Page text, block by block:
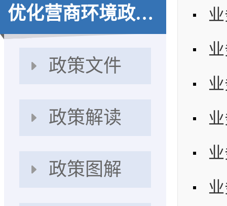
优化营商环境政策集成【归档】
政策文件
政策解读
政策图解